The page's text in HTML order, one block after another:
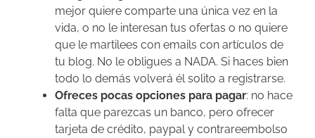
mejor quiere comparte una única vez en la
vida, o no le interesan tus ofertas o no quiere
que le martilees con emails con artículos de
tu blog. No le obligues a NADA. Si haces bien
todo lo demás volverá él solito a registrarse.
Ofreces pocas opciones para pagar: no hace
falta que parezcas un banco, pero ofrecer
tarjeta de crédito, paypal y contrareembolso